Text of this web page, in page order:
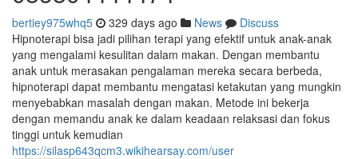
bertiey975whq5 329 days ago News
Discuss
Hipnoterapi bisa jadi pilihan terapi yang efektif untuk anak-anak
yang mengalami kesulitan dalam makan. Dengan membantu
anak untuk merasakan pengalaman mereka secara berbeda,
hipnoterapi dapat membantu mengatasi ketakutan yang mungkin
menyebabkan masalah dengan makan. Metode ini bekerja
dengan memandu anak ke dalam keadaan relaksasi dan fokus
tinggi untuk kemudian
https://silasp643qcm3.wikihearsay.com/user